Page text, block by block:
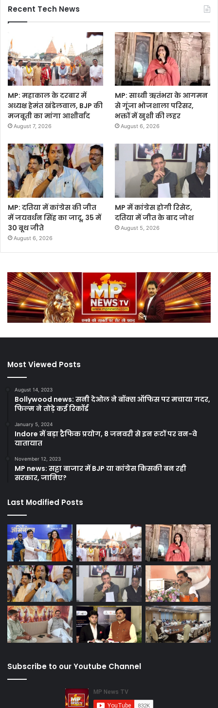
Recent Tech News
MP: महाकाल के दरबार में
अध्यक्ष हेमंत खंडेलवाल, BJP की
मजबूती का मांगा आशीर्वाद
August 7, 2026
MP: साध्वी ऋतंभरा के आगमन
से गूंजा भोजशाला परिसर,
भक्तों में खुशी की लहर
August 6, 2026
MP: दतिया में कांग्रेस की जीत
में जयवर्धन सिंह का जादू, 35 में
30 बूथ जीते
August 6, 2026
MP में कांग्रेस होगी रिसेट,
दतिया में जीत के बाद जोश
August 5, 2026
Most Viewed Posts
August 14, 2023
Bollywood news: सनी देओल ने बॉक्स ऑफिस पर मचाया गदर,
फिल्म ने तोड़े कई रिकॉर्ड
January 5, 2024
Indore में बड़ा ट्रैफिक प्रयोग, 8 जनवरी से इन रूटों पर वन-वे
यातायात
November 12, 2023
MP news: सट्टा बाजार में BJP या कांग्रेस किसकी बन रही
सरकार, जानिए?
Last Modified Posts
Subscribe to our Youtube Channel